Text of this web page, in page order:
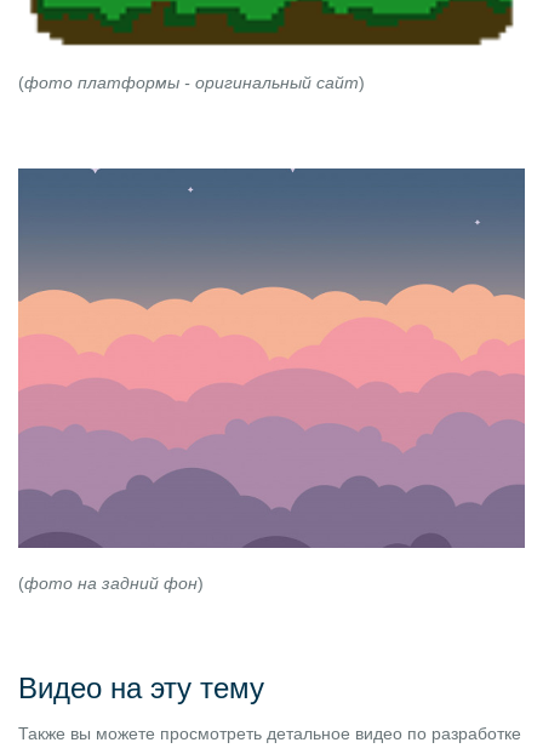
(фото платформы - оригинальный сайт)
(фото на задний фон)
Видео на эту тему
Также вы можете просмотреть детальное видео по разработке